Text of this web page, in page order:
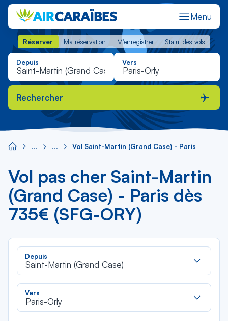
Menu
Réserver Ma réservation M'enregistrer Statut des vols
Réserver Ma réservation M'enregistrer Statut des vols
Depuis Vers
Rechercher
Vol Saint-Martin (Grand Case) - Paris
Vol pas cher Saint-Martin
(Grand Case) - Paris dès
735€ (SFG-ORY)
Depuis
Saint-Martin (Grand Case)
Vers
Paris-Orly